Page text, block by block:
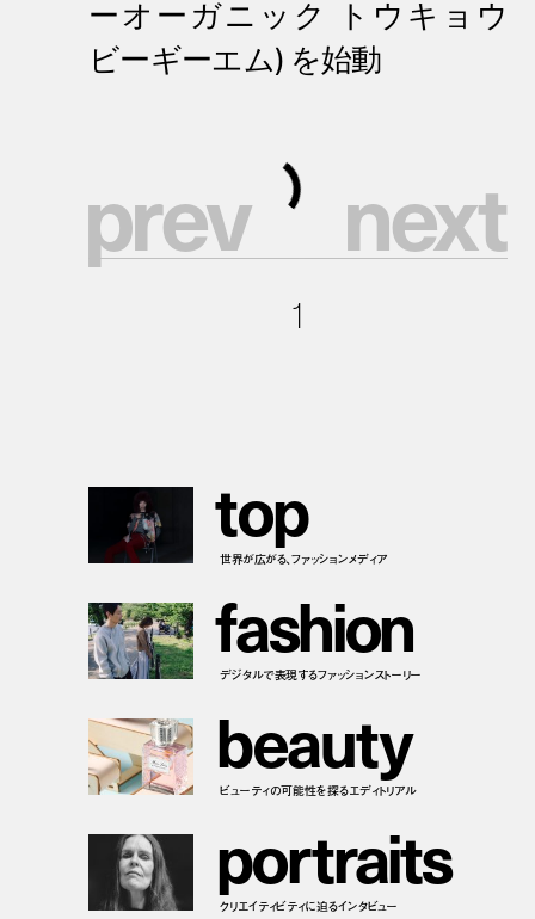
prev next
1
top
世界が広がる、ファッションメディア
fashion
デジタルで表現するファッションストーリー
beauty
ビューティの可能性を探るエディトリアル
portraits
クリエイティビティに迫るインタビュー